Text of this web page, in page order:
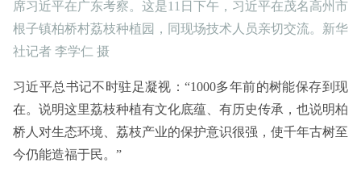
席习近平在广东考察。这是11日下午，习近平在茂名高州市
根子镇柏桥村荔枝种植园，同现场技术人员亲切交流。新华
社记者 李学仁 摄
习近平总书记不时驻足凝视：“1000多年前的树能保存到现
在。说明这里荔枝种植有文化底蕴、有历史传承，也说明柏
桥人对生态环境、荔枝产业的保护意识很强，使千年古树至
今仍能造福于民。”